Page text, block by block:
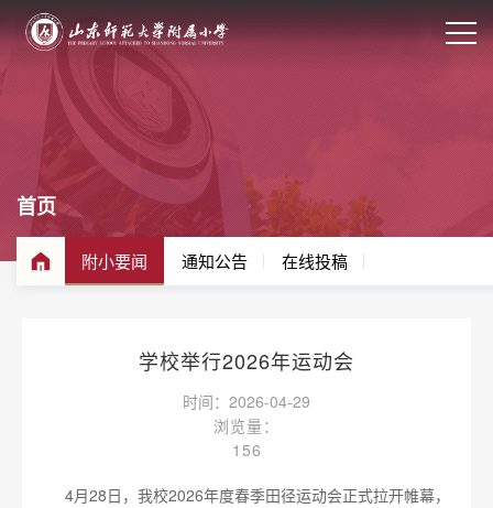
首页
附小要闻 通知公告 在线投稿
学校举行2026年运动会
时间：2026-04-29
浏览量：
156
4月28日，我校2026年度春季田径运动会正式拉开帷幕，